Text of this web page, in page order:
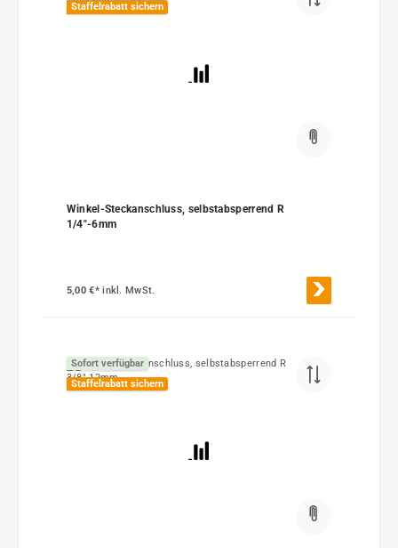
Staffelrabatt sichern
Winkel-Steckanschluss, selbstabsperrend R
1/4"-6mm
5,00 €*inkl. MwSt.
Sofort verfügbar
Staffelrabatt sichern